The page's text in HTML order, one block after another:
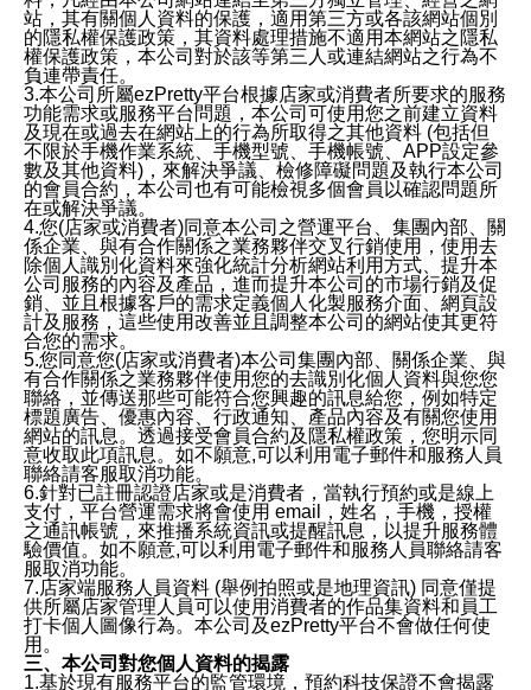
站，其有關個人資料的保護，適用第三方或各該網站個別
的隱私權保護政策，其資料處理措施不適用本網站之隱私
權保護政策，本公司對於該等第三人或連結網站之行為不
負連帶責任。
3.本公司所屬ezPretty平台根據店家或消費者所要求的服務
功能需求或服務平台問題，本公司可使用您之前建立資料
及現在或過去在網站上的行為所取得之其他資料 (包括但
不限於手機作業系統、手機型號、手機帳號、APP設定參
數及其他資料)，來解決爭議、檢修障礙問題及執行本公司
的會員合約，本公司也有可能檢視多個會員以確認問題所
在或解決爭議。
4.您(店家或消費者)同意本公司之營運平台、集團內部、關
係企業、與有合作關係之業務夥伴交叉行銷使用，使用去
除個人識別化資料來強化統計分析網站利用方式、提升本
公司服務的內容及產品，進而提升本公司的市場行銷及促
銷、並且根據客戶的需求定義個人化製服務介面、網頁設
計及服務，這些使用改善並且調整本公司的網站使其更符
合您的需求。
5.您同意您(店家或消費者)本公司集團內部、關係企業、與
有合作關係之業務夥伴使用您的去識別化個人資料與您您
聯絡，並傳送那些可能符合您興趣的訊息給您，例如特定
標題廣告、優惠內容、行政通知、產品內容及有關您使用
網站的訊息。透過接受會員合約及隱私權政策，您明示同
意收取此項訊息。如不願意,可以利用電子郵件和服務人員
聯絡請客服取消功能。
6.針對已註冊認證店家或是消費者，當執行預約或是線上
支付，平台營運需求將會使用 email，姓名，手機，授權
之通訊帳號，來推播系統資訊或提醒訊息，以提升服務體
驗價值。如不願意,可以利用電子郵件和服務人員聯絡請客
服取消功能。
7.店家端服務人員資料 (舉例拍照或是地理資訊) 同意僅提
供所屬店家管理人員可以使用消費者的作品集資料和員工
打卡個人圖像行為。本公司及ezPretty平台不會做任何使
用。
三、本公司對您個人資料的揭露
1.基於現有服務平台的監管環境，預約科技保證不會揭露